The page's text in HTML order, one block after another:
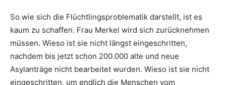
So wie sich die Flüchtlingsproblematik darstellt, ist es
kaum zu schaffen. Frau Merkel wird sich zurücknehmen
müssen. Wieso ist sie nicht längst eingeschritten,
nachdem bis jetzt schon 200.000 alte und neue
Asylanträge nicht bearbeitet wurden. Wieso ist sie nicht
eingeschritten, um endlich die Menschen vom